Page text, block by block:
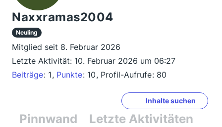
Naxxramas2004
Neuling
Mitglied seit 8. Februar 2026
Letzte Aktivität: 10. Februar 2026 um 06:27
Beiträge 1 Punkte 10 Profil-Aufrufe 80
Inhalte suchen
Pinnwand Letzte Aktivitäten